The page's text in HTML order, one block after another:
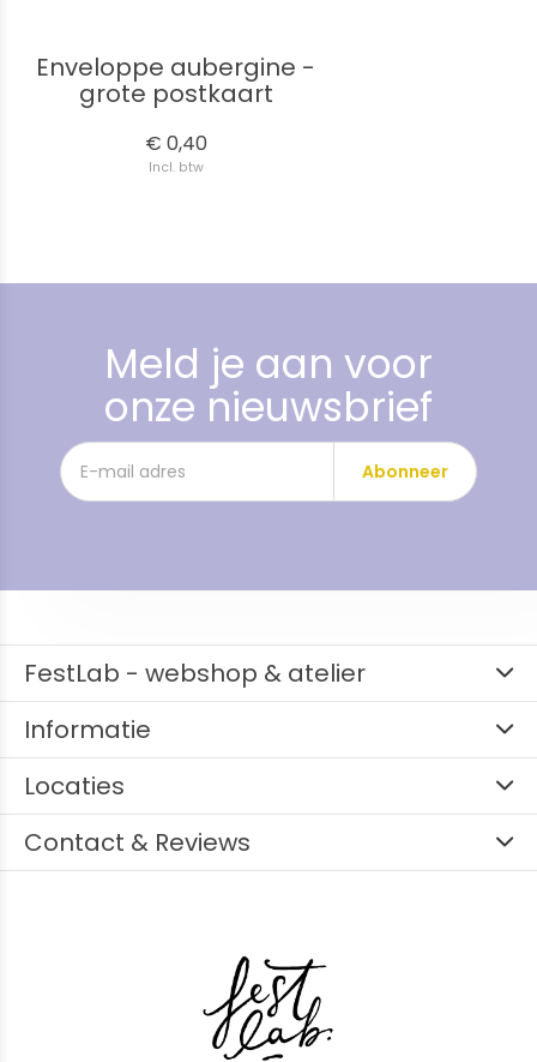
Enveloppe aubergine -
grote postkaart
€ 0,40
Incl. btw
Meld je aan voor
onze nieuwsbrief
Abonneer
FestLab - webshop & atelier
Informatie
Locaties
Contact & Reviews